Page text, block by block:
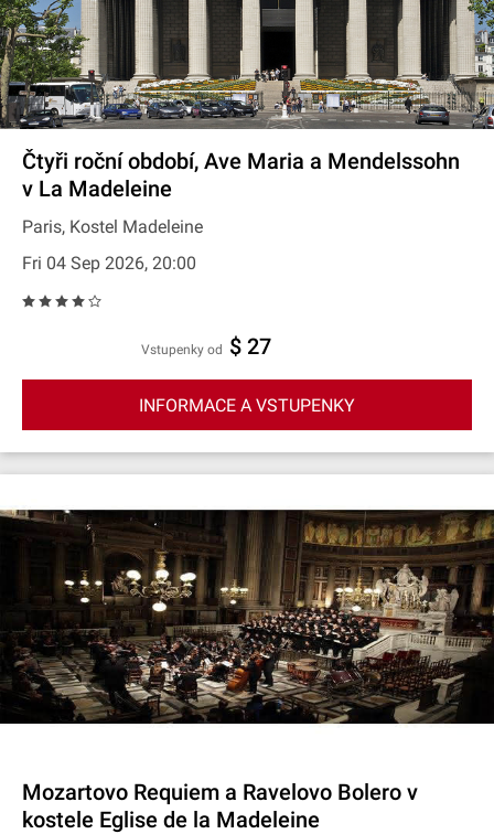
Čtyři roční období, Ave Maria a Mendelssohn
v La Madeleine
Paris, Kostel Madeleine
Fri 04 Sep 2026, 20:00
Vstupenky od $ 27
INFORMACE A VSTUPENKY
Mozartovo Requiem a Ravelovo Bolero v
kostele Eglise de la Madeleine